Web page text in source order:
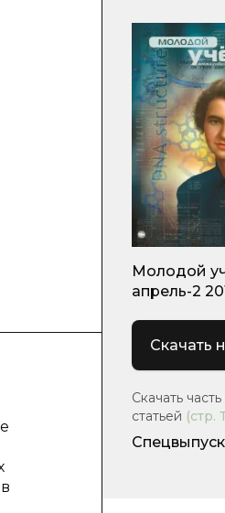
Молодой
апрель-2
Скачать
Скачать
статьей (стр.